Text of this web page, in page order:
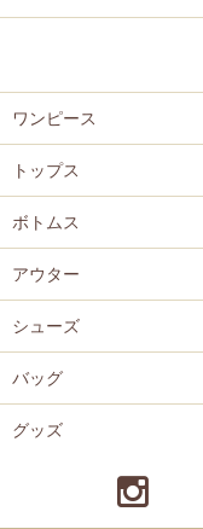
ワンピース
トップス
ボトムス
アウター
シューズ
バッグ
グッズ